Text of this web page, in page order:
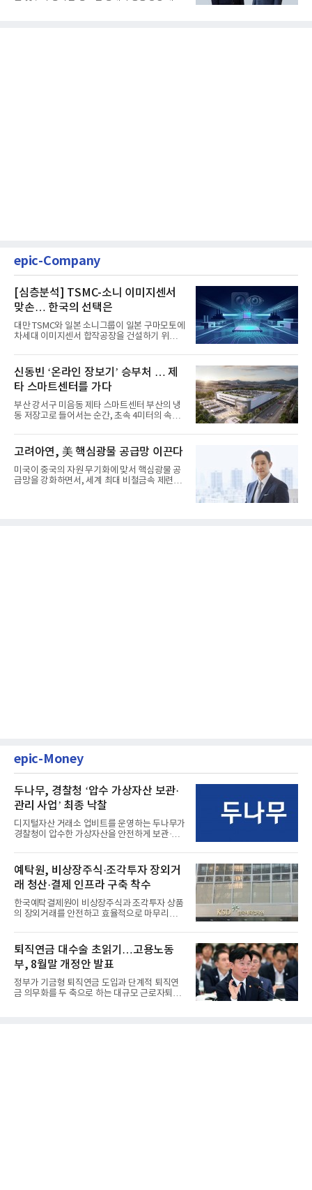
epic-Company
[심층분석] TSMC-소니 이미지센서
맞손… 한국의 선택은
대만 TSMC와 일본 소니그룹이 일본 구마모토에
차세대 이미지센서 합작공장을 건설하기 위해
신동빈 ‘온라인 장보기’ 승부처 … 제
타 스마트센터를 가다
부산 강서구 미음동 제타 스마트센터 부산의 냉
동 저장고로 들어서는 순간, 초속 4미터의 속도
고려아연, 美 핵심광물 공급망 이끈다
미국이 중국의 자원 무기화에 맞서 핵심광물 공
급망을 강화하면서, 세계 최대 비철금속 제련기
epic-Money
두나무, 경찰청 ‘압수 가상자산 보관·
관리 사업’ 최종 낙찰
디지털자산 거래소 업비트를 운영하는 두나무가
경찰청이 압수한 가상자산을 안전하게 보관·관
예탁원, 비상장주식·조각투자 장외거
래 청산·결제 인프라 구축 착수
한국예탁결제원이 비상장주식과 조각투자 상품
의 장외거래를 안전하고 효율적으로 마무리하기
퇴직연금 대수술 초읽기…고용노동
부, 8월말 개정안 발표
정부가 기금형 퇴직연금 도입과 단계적 퇴직연
금 의무화를 두 축으로 하는 대규모 근로자퇴직